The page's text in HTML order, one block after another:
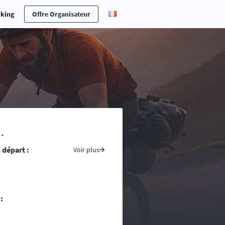
Offre Organisateur
départ : Voir plus
en cas d’accident ou maladie,
n’est pas toujours aisée ….
traversés, prenez avec vous
du ministère des affaires
conseillé voire indispensable
randonnée, vous vous
d’assistance médicale locale.
la progression de la course. La